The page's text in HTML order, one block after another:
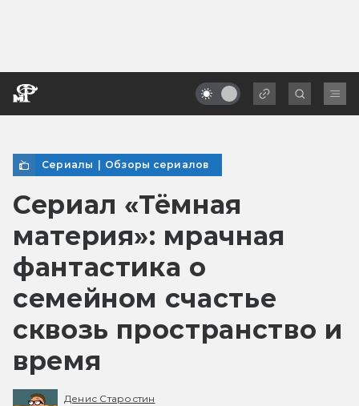
Сериалы | Обзоры сериалов
Сериал «Тёмная
материя»: мрачная
фантастика о
семейном счастье
сквозь пространство и
время
Денис Старостин